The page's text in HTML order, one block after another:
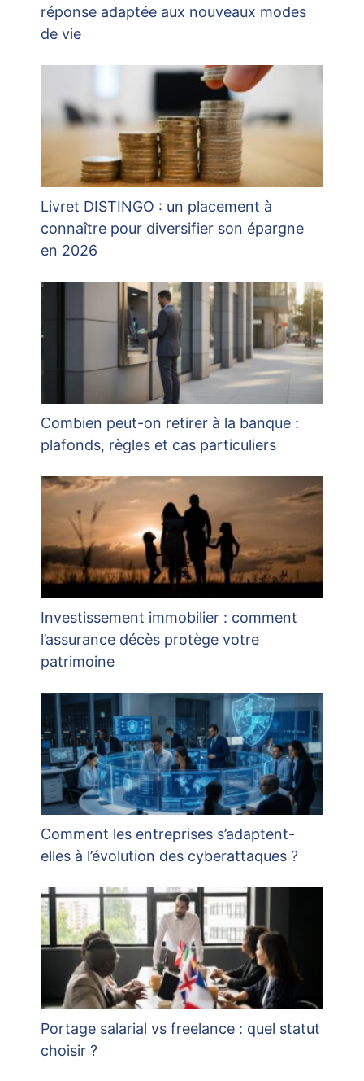
réponse adaptée aux nouveaux modes
de vie
Livret DISTINGO : un placement à
connaître pour diversifier son épargne
en 2026
Combien peut-on retirer à la banque :
plafonds, règles et cas particuliers
Investissement immobilier : comment
l’assurance décès protège votre
patrimoine
Comment les entreprises s’adaptent-
elles à l’évolution des cyberattaques ?
Portage salarial vs freelance : quel statut
choisir ?